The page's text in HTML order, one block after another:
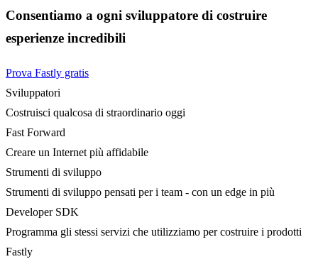
Consentiamo a ogni sviluppatore di costruire
esperienze incredibili
Prova Fastly gratis
Sviluppatori
Costruisci qualcosa di straordinario oggi
Fast Forward
Creare un Internet più affidabile
Strumenti di sviluppo
Strumenti di sviluppo pensati per i team - con un edge in più
Developer SDK
Programma gli stessi servizi che utilizziamo per costruire i prodotti
Fastly